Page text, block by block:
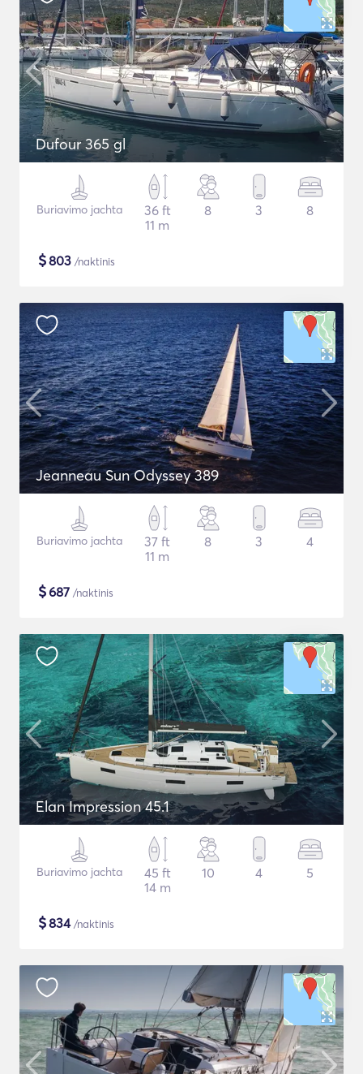
Dufour 365 gl
Buriavimo jachta
36 ft
11 m
8 3 8
$803 /naktinis
Jeanneau Sun Odyssey 389
Buriavimo jachta
37 ft
11 m
8 3 4
$687 /naktinis
Elan Impression 45.1
Buriavimo jachta
45 ft
14 m
10 4 5
$834/naktinis